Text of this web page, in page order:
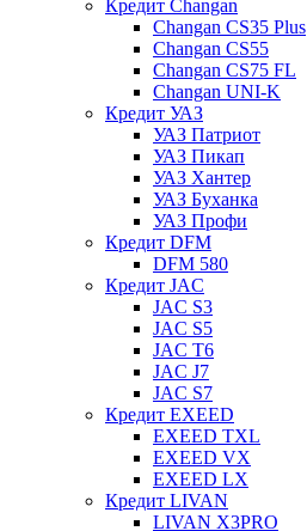
Кредит Changan
Changan CS35 Plus
Changan CS55
Changan CS75 FL
Changan UNI-K
Кредит УАЗ
УАЗ Патриот
УАЗ Пикап
УАЗ Хантер
УАЗ Буханка
УАЗ Профи
Кредит DFM
DFM 580
Кредит JAC
JAC S3
JAC S5
JAC T6
JAC J7
JAC S7
Кредит EXEED
EXEED TXL
EXEED VX
EXEED LX
Кредит LIVAN
LIVAN X3PRO